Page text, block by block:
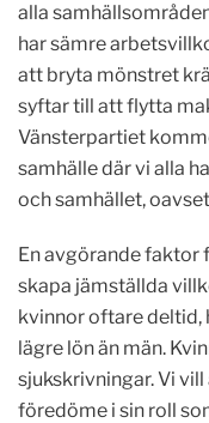
alla
har sämre
att bryta mönstret
syftar till att flytta
Vänsterpartiet
samhälle där vi alla
och samhället,
En avgörande faktor
skapa jämställda
kvinnor oftare deltid,
lägre lön än män.
sjukskrivningar. Vi
föredöme i sin roll